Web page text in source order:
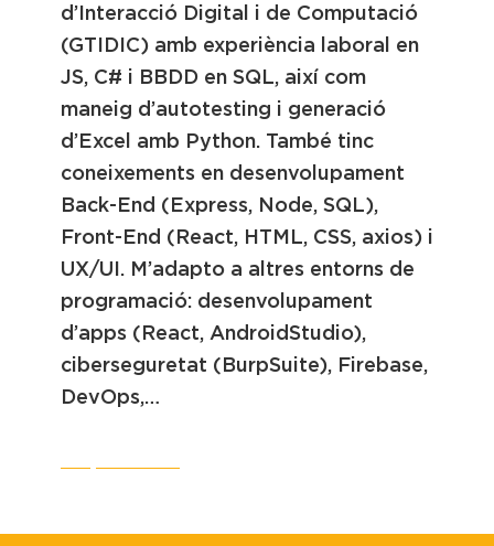
d’Interacció Digital i de Computació
(GTIDIC) amb experiència laboral en
JS, C# i BBDD en SQL, així com
maneig d’autotesting i generació
d’Excel amb Python. També tinc
coneixements en desenvolupament
Back-End (Express, Node, SQL),
Front-End (React, HTML, CSS, axios) i
UX/UI. M’adapto a altres entorns de
programació: desenvolupament
d’apps (React, AndroidStudio),
ciberseguretat (BurpSuite), Firebase,
DevOps,…